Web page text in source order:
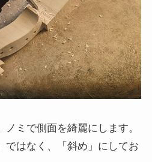
ミで側面を綺麗にします。
ではなく、「斜め」にしてお